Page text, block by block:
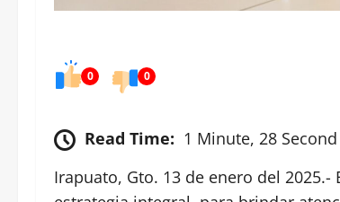
0 0
Read Time: 1 Minute, 28 Second
Irapuato, Gto. 13 de enero del